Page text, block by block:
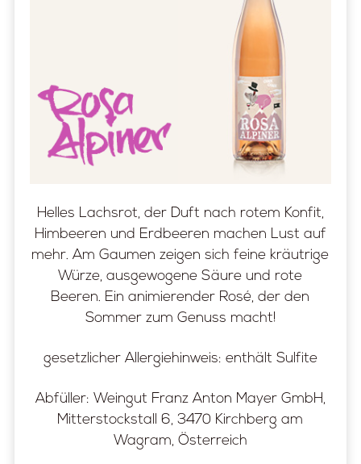
Helles Lachsrot, der Duft nach rotem Konfit,
Himbeeren und Erdbeeren machen Lust auf
mehr. Am Gaumen zeigen sich feine kräutrige
Würze, ausgewogene Säure und rote
Beeren. Ein animierender Rosé, der den
Sommer zum Genuss macht!
gesetzlicher Allergiehinweis: enthält Sulfite
Abfüller: Weingut Franz Anton Mayer GmbH,
Mitterstockstall 6, 3470 Kirchberg am
Wagram, Österreich